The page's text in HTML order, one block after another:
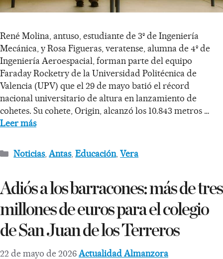
René Molina, antuso, estudiante de 3º de Ingeniería
Mecánica, y Rosa Figueras, veratense, alumna de 4º de
Ingeniería Aeroespacial, forman parte del equipo
Faraday Rocketry de la Universidad Politécnica de
Valencia (UPV) que el 29 de mayo batió el récord
nacional universitario de altura en lanzamiento de
cohetes. Su cohete, Origin, alcanzó los 10.843 metros …
Leer más
Noticias,Antas,Educación,Vera
Adiós a los barracones: más de tres
millones de euros para el colegio
de San Juan de los Terreros
22 de mayo de 2026Actualidad Almanzora